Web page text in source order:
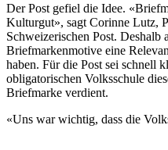
Der Post gefiel die Idee.
Kulturgut», sagt Corinne Lutz,
Schweizerischen Post. Deshalb
Briefmarkenmotive eine
haben. Für die Post sei schnell
obligatorischen Volksschule
Briefmarke verdient.
«Uns war wichtig, dass die